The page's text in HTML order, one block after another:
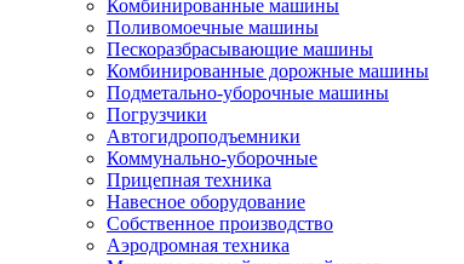
Комбинированные машины
Поливомоечные машины
Пескоразбрасывающие машины
Комбинированные дорожные машины
Подметально-уборочные машины
Погрузчики
Автогидроподъемники
Коммунально-уборочные
Прицепная техника
Навесное оборудование
Собственное производство
Аэродромная техника